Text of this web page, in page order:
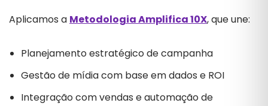
Aplicamos a Metodologia Amplifica 10X, que une:
Planejamento estratégico de campanha
Gestão de mídia com base em dados e ROI
Integração com vendas e automação de